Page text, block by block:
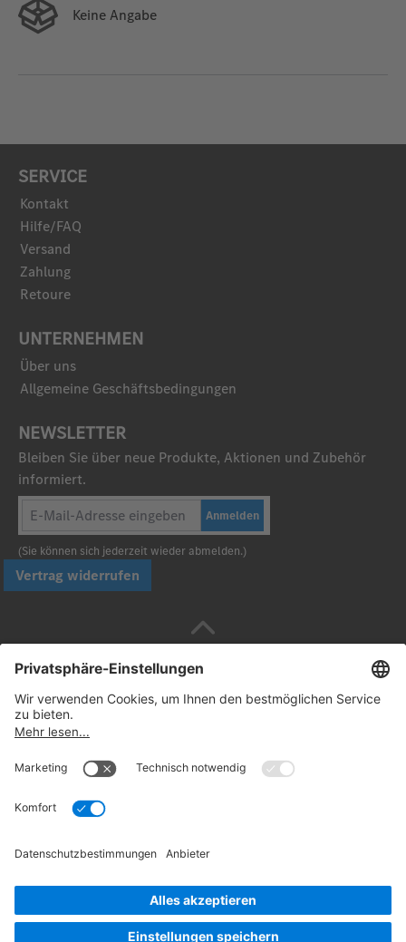
Keine Angabe
SERVICE
Kontakt
Hilfe/FAQ
Versand
Zahlung
Retoure
UNTERNEHMEN
Über uns
Allgemeine Geschäftsbedingungen
NEWSLETTER
Bleiben Sie über neue Produkte, Aktionen und Zubehör
informiert.
Anmelden
(Sie können sich jederzeit wieder abmelden.)
Vertrag widerrufen
Sicher bezahlen mit
© 2026. Daimler Truck AG. Alle Rechte vorbehalten
Widerrufsbelehrung
Hinweise